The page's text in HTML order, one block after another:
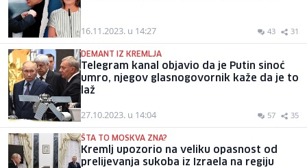
16.11.2023. u 14:27 43 31
DEMANT IZ KREMLJA
Telegram kanal objavio da je Putin sinoć
umro, njegov glasnogovornik kaže da je to
laž
27.10.2023. u 14:04 57 35
ŠTA TO MOSKVA ZNA?
Kremlj upozorio na veliku opasnost od
prelijevanja sukoba iz Izraela na regiju